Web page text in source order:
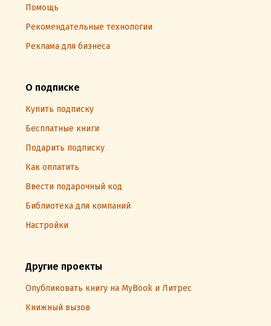
Помощь
Рекомендательные технологии
Реклама для бизнеса
О подписке
Купить подписку
Бесплатные книги
Подарить подписку
Как оплатить
Ввести подарочный код
Библиотека для компаний
Настройки
Другие проекты
Опубликовать книгу на MyBook и Литрес
Книжный вызов